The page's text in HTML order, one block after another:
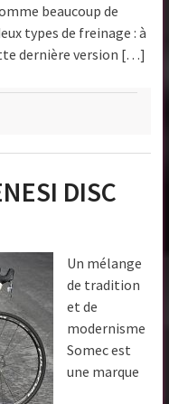
beaucoup de
types de freinage : à
dernière version […]
DISC
Un mélange
de tradition
et de
modernisme
Somec est
une marque